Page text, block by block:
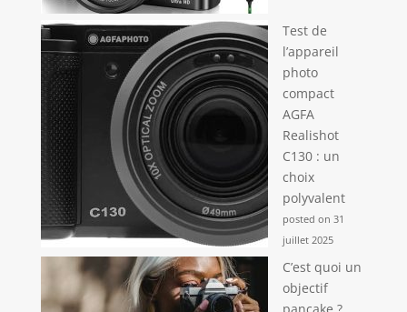
Test de
l’appareil
photo
compact
AGFA
Realishot
C130 : un
choix
polyvalent
posted on 31
juillet 2025
C’est quoi un
objectif